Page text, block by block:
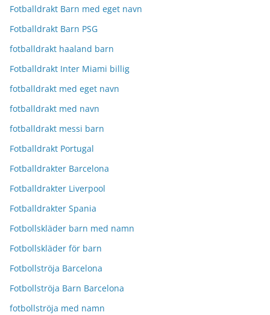
Fotballdrakt Barn med eget navn
Fotballdrakt Barn PSG
fotballdrakt haaland barn
Fotballdrakt Inter Miami billig
fotballdrakt med eget navn
fotballdrakt med navn
fotballdrakt messi barn
Fotballdrakt Portugal
Fotballdrakter Barcelona
Fotballdrakter Liverpool
Fotballdrakter Spania
Fotbollskläder barn med namn
Fotbollskläder för barn
Fotbollströja Barcelona
Fotbollströja Barn Barcelona
fotbollströja med namn